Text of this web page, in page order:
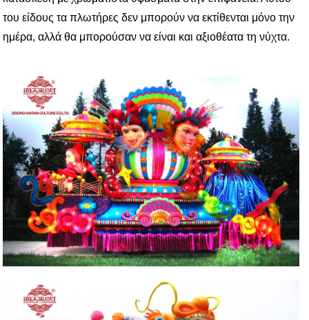
του είδους τα πλωτήρες δεν μπορούν να εκτίθενται μόνο την
ημέρα, αλλά θα μπορούσαν να είναι και αξιοθέατα τη νύχτα.